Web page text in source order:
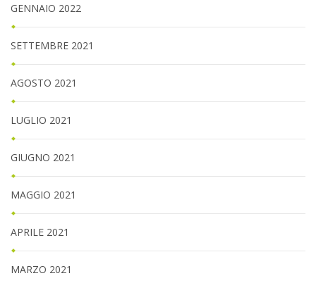
GENNAIO 2022
SETTEMBRE 2021
AGOSTO 2021
LUGLIO 2021
GIUGNO 2021
MAGGIO 2021
APRILE 2021
MARZO 2021